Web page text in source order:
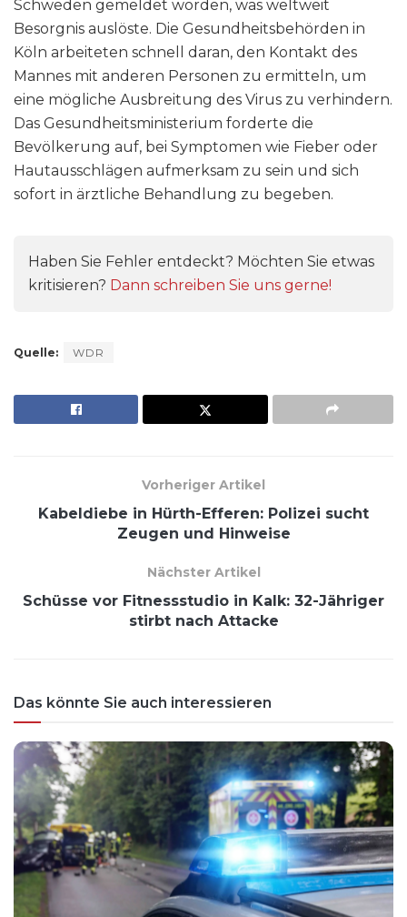
Schweden gemeldet worden, was weltweit
Besorgnis auslöste. Die Gesundheitsbehörden in
Köln arbeiteten schnell daran, den Kontakt des
Mannes mit anderen Personen zu ermitteln, um
eine mögliche Ausbreitung des Virus zu verhindern.
Das Gesundheitsministerium forderte die
Bevölkerung auf, bei Symptomen wie Fieber oder
Hautausschlägen aufmerksam zu sein und sich
sofort in ärztliche Behandlung zu begeben.
Haben Sie Fehler entdeckt? Möchten Sie etwas
kritisieren? Dann schreiben Sie uns gerne!
Quelle: WDR
Vorheriger Artikel
Kabeldiebe in Hürth-Efferen: Polizei sucht
Zeugen und Hinweise
Nächster Artikel
Schüsse vor Fitnessstudio in Kalk: 32-Jähriger
stirbt nach Attacke
Das könnte Sie auch interessieren